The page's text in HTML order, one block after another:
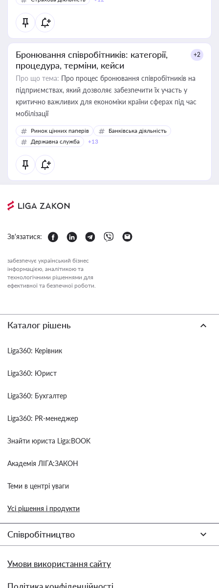
Бронювання співробітників: категорії,
процедура, терміни, кейси
+2
Про що тема: Про процес бронювання співробітників на
підприємствах, який дозволяє забезпечити їх участь у
критично важливих для економіки країни сферах під час
мобілізації
Ринок цінних паперів
Банківська діяльність
Державна служба
+13
Зв'язатися:
забезпечує український бізнес
інформацією, аналітикою та
технологічними рішеннями для
ефективної та безпечної роботи.
Каталог рішень
Liga360: Керівник
Liga360: Юрист
Liga360: Бухгалтер
Liga360: PR-менеджер
Знайти юриста Liga:BOOK
Академія ЛІГА:ЗАКОН
Теми в центрі уваги
Усі рішення і продукти
Співробітництво
Умови використання сайту